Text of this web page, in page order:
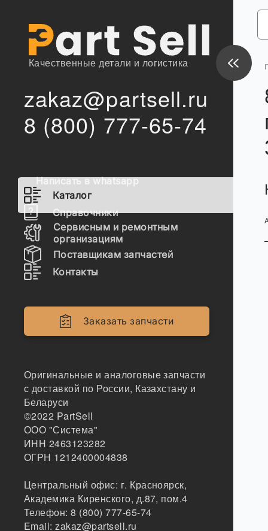
Качественные детали и логистика
zakaz@partsell.ru
8 (800) 777-65-74
Написать в whatsapp
Каталог
Справочники
Сервисным и ремонтным
организациям
Поставщикам запчастей
Контакты
Заказать запчасти
Оригинальные и аналоговые запчасти
с доставкой по России, Казахстану и
Беларуси
©2022 PartSell
ООО "Система"
ИНН 2463123282
ОГРН 1212400004838
Центральный офис: г. Красноярск,
Академика Киренского, д.87, пом.4
Телефон:8 (800) 777-65-74
Email:zakaz@partsell.ru